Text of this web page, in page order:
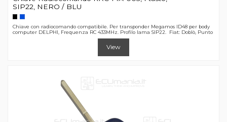
SIP22, NERO / BLU
Chiave con radiocomando compatibile. Per transponder Megamos ID48 per body
computer DELPHI, Frequenza RC 433MHz. Profilo lama SIP22. Fiat: Doblò, Punto
View